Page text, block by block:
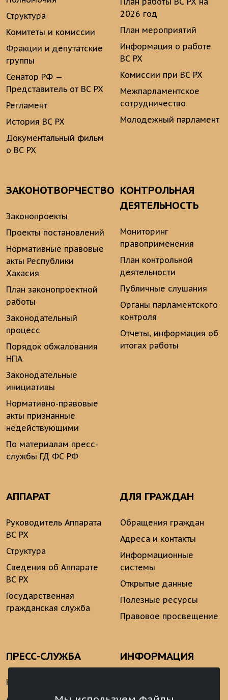
Структура
Комитеты и комиссии
Фракции и депутатские
группы
Сенатор РФ —
Представитель от ВС РХ
Регламент
История ВС РХ
Документальный фильм
о ВС РХ
2026 год
План мероприятий
Информация о работе
ВС РХ
Комиссии при ВС РХ
Межпарламентское
сотрудничество
Молодежный парламент
ЗАКОНОТВОРЧЕСТВО
Законопроекты
Проекты постановлений
Нормативные правовые
акты Республики
Хакасия
План законопроектной
работы
Законодательный
процесс
Порядок обжалования
НПА
Законодательные
инициативы
Нормативно-правовые
акты признанные
недействующими
По материалам пресс-
службы ГД ФС РФ
КОНТРОЛЬНАЯ
ДЕЯТЕЛЬНОСТЬ
Мониторинг
правоприменения
План контрольной
деятельности
Публичные слушания
Органы парламентского
контроля
Отчеты, информация об
итогах работы
АППАРАТ
Руководитель Аппарата
ВС РХ
Структура
Сведения об Аппарате
ВС РХ
Государственная
гражданская служба
ДЛЯ ГРАЖДАН
Обращения граждан
Адреса и контакты
Информационные
системы
Открытые данные
Полезные ресурсы
Правовое просвещение
ПРЕСС-СЛУЖБА
Новости
ИНФОРМАЦИЯ
аналитические